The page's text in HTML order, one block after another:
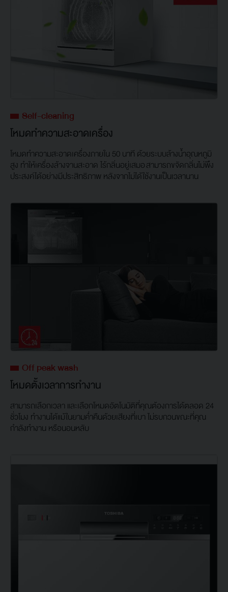
Self-cleaning
โหมดทำความสะอาดเครื่อง
โหมดทำความสะอาดเครื่องภายใน 50 นาที ด้วยระบบล้างน้ำอุณหภูมิ
สูง ทำให้เครื่องล้างจานสะอาด ไร้กลิ่นอยู่เสมอ สามารถขจัดกลิ่นไม่พึง
ประสงค์ได้อย่างมีประสิทธิภาพ หลังจากไม่ได้ใช้งานเป็นเวลานาน
Off peak wash
โหมดตั้งเวลาการทำงาน
สามารถเลือกเวลา และเลือกโหมดอัตโนมัติที่คุณต้องการได้ตลอด 24
ชั่วโมง ทำงานได้แม้ในยามค่ำคืนด้วยเสียงที่เบา ไม่รบกวนขณะที่คุณ
กำลังทำงาน หรือนอนหลับ